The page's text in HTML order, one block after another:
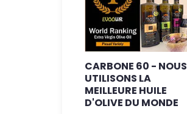
CARBONE 60 - NOUS
UTILISONS LA
MEILLEURE HUILE
D'OLIVE DU MONDE